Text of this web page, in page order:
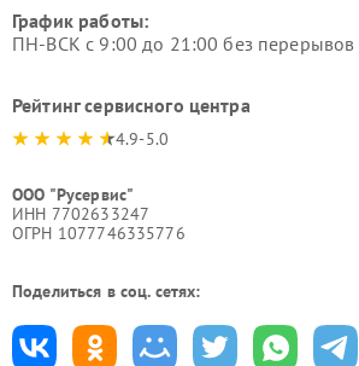
График работы:
ПН-ВСК с 9:00 до 21:00 без
Рейтинг сервисного центра
4.9-5.0
ООО "Русервис"
ИНН 7702633247
ОГРН 1077746335776
Поделиться в соц. сетях: